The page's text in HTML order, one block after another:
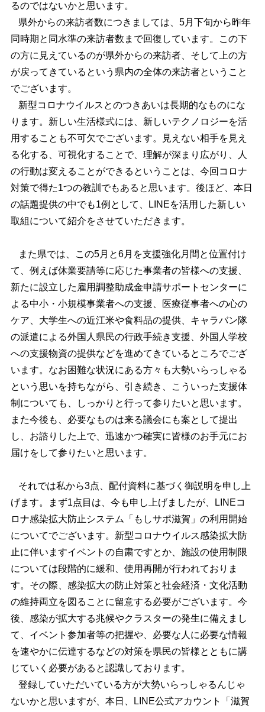
るのではないかと思います。
県外からの来訪者数につきましては、5月下旬から昨年
同時期と同水準の来訪者数まで回復しています。この下
の方に見えているのが県外からの来訪者、そして上の方
が戻ってきているという県内の全体の来訪者ということ
でございます。
新型コロナウイルスとのつきあいは長期的なものにな
ります。新しい生活様式には、新しいテクノロジーを活
用することも不可欠でございます。見えない相手を見え
る化する、可視化することで、理解が深まり広がり、人
の行動は変えることができるということは、今回コロナ
対策で得た1つの教訓でもあると思います。後ほど、本日
の話題提供の中でも1例として、LINEを活用した新しい
取組について紹介をさせていただきます。
また県では、この5月と6月を支援強化月間と位置付け
て、例えば休業要請等に応じた事業者の皆様への支援、
新たに設立した雇用調整助成金申請サポートセンターに
よる中小・小規模事業者への支援、医療従事者への心の
ケア、大学生への近江米や食料品の提供、キャラバン隊
の派遣による外国人県民の行政手続き支援、外国人学校
への支援物資の提供などを進めてきているところでござ
います。なお困難な状況にある方々も大勢いらっしゃる
という思いを持ちながら、引き続き、こういった支援体
制についても、しっかりと行って参りたいと思います。
また今後も、必要なものは来る議会にも案として提出
し、お諮りした上で、迅速かつ確実に皆様のお手元にお
届けをして参りたいと思います。
それでは私から3点、配付資料に基づく御説明を申し上
げます。まず1点目は、今も申し上げましたが、LINEコ
ロナ感染拡大防止システム「もしサポ滋賀」の利用開始
についてでございます。新型コロナウイルス感染拡大防
止に伴いますイベントの自粛ですとか、施設の使用制限
については段階的に緩和、使用再開が行われておりま
す。その際、感染拡大の防止対策と社会経済・文化活動
の維持両立を図ることに留意する必要がございます。今
後、感染が拡大する兆候やクラスターの発生に備えまし
て、イベント参加者等の把握や、必要な人に必要な情報
を速やかに伝達するなどの対策を県民の皆様とともに講
じていく必要があると認識しております。
登録していただいている方が大勢いらっしゃるんじゃ
ないかと思いますが、本日、LINE公式アカウント「滋賀